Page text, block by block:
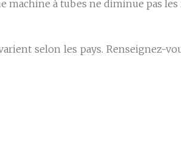
à tubes ne diminue pas
selon les pays. Renseignez-